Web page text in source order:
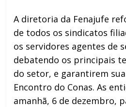
A diretoria da Fenajufe
de todos os sindicatos
os servidores agentes de
debatendo os principais
do setor, e garantirem
Encontro do Conas. As
amanhã, 6 de dezembro,